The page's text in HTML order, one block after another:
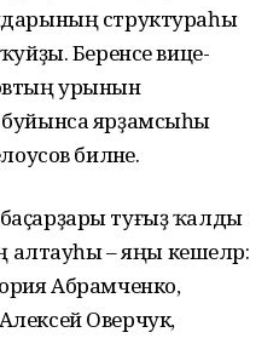
структураһы
Беренсе вице-
урынын
ярҙамсыһы
биләне.
туғыҙ ҡалды
алтауһы – яңы кешеләр:
Абрамченко,
Оверчук,